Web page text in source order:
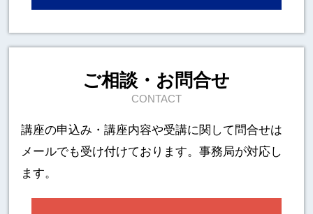
ご相談・お問合せ
CONTACT
講座の申込み・講座内容や受講に関して 問合せは
メールでも受け付けております。事務局が対応し
ます。